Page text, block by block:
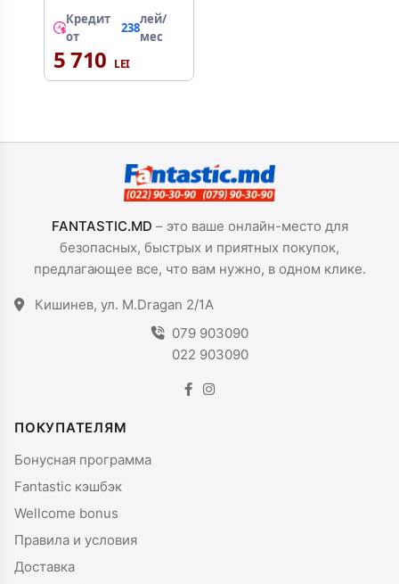
CUDA: 2304
processing, 1xDVI,
1xHDMI, 1xDP,
Dual Fan, NVIDIA
Ansel Technology,
Кредит
от
238
лей/
мес
5 710
FANTASTIC.MD – это ваше онлайн-место для
безопасных, быстрых и приятных покупок,
предлагающее все, что вам нужно, в одном клике.
Кишинев, ул. M.Dragan 2/1A
079 903090
022 903090
ПОКУПАТЕЛЯМ
Бонусная программа
Fantastic кэшбэк
Wellcome bonus
Правила и условия
Доставка